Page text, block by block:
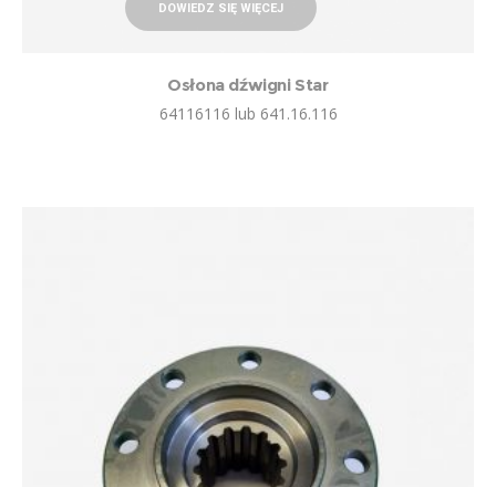
DOWIEDZ SIĘ WIĘCEJ
Osłona dźwigni Star
64116116 lub 641.16.116